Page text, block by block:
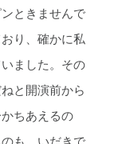
ときませんで
り、確かに私
ました。その
と開演前から
ちあえるの